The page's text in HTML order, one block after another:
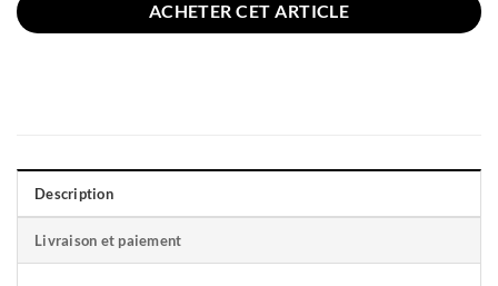
ACHETER CET ARTICLE
Description
Livraison et paiement